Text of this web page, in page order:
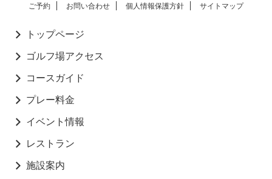
ご予約 お問い合わせ 個人情報保護方針 サイトマップ
トップページ
ゴルフ場アクセス
コースガイド
プレー料金
イベント情報
レストラン
施設案内